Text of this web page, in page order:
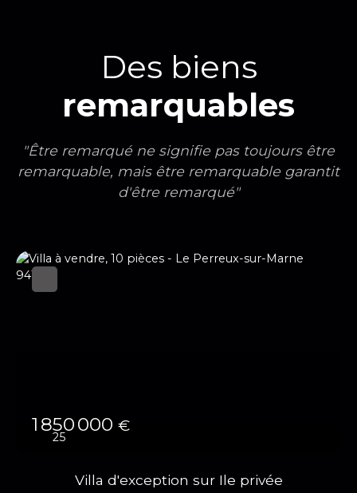
Des biens
remarquables
"Être remarqué ne signifie pas toujours être
remarquable, mais être remarquable garantit
d'être remarqué"
1 850 000 €
25
Villa d'exception sur Ile privée